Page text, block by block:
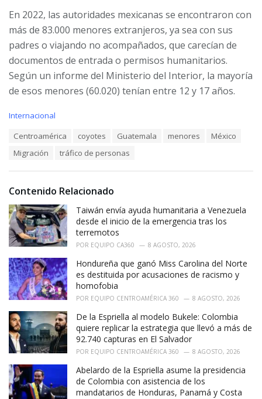
En 2022, las autoridades mexicanas se encontraron con
más de 83.000 menores extranjeros, ya sea con sus
padres o viajando no acompañados, que carecían de
documentos de entrada o permisos humanitarios.
Según un informe del Ministerio del Interior, la mayoría
de esos menores (60.020) tenían entre 12 y 17 años.
C
i
s
:
Internacional
Centroamérica coyotes Guatemala menores
México
Migración
tráfico de personas
Contenido Relacionado
Taiwán envía ayuda humanitaria a Venezuela
desde el inicio de la emergencia tras los
terremotos
POR EQUIPO CA360 8 AGOSTO, 2026
Hondureña que ganó Miss Carolina del Norte
es destituida por acusaciones de racismo y
homofobia
POR EQUIPO CENTROAMÉRICA 360 8 AGOSTO, 2026
De la Espriella al modelo Bukele: Colombia
quiere replicar la estrategia que llevó a más de
92.740 capturas en El Salvador
POR EQUIPO CENTROAMÉRICA 360 8 AGOSTO, 2026
Abelardo de la Espriella asume la presidencia
de Colombia con asistencia de los
mandatarios de Honduras, Panamá y Costa